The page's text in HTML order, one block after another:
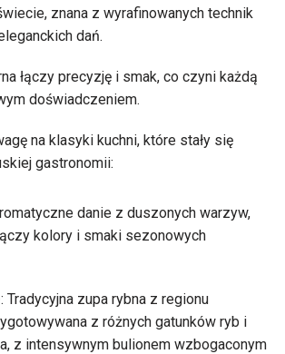
znana z wyrafinowanych technik
dań.
łączy precyzję i smak, co czyni każdą
doświadczeniem.
na klasyki kuchni, które stały się
gastronomii:
danie z duszonych warzyw,
kolory i smaki sezonowych
: Tradycyjna zupa rybna z regionu
z różnych gatunków ryb i
z intensywnym bulionem wzbogaconym